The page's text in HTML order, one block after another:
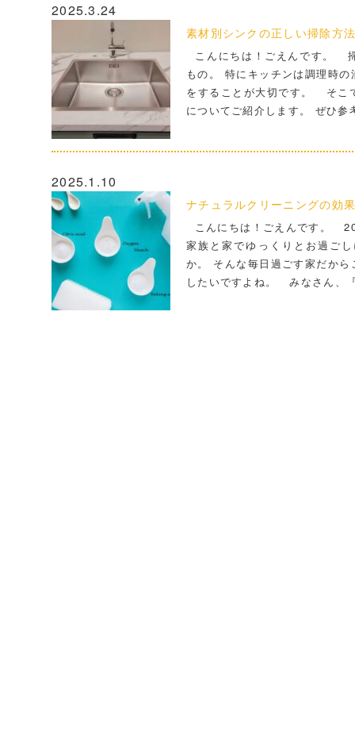
2025.3.24
素材別シンクの正しい掃除方
こんにちは！ごえんです。
もの。 特にキッチンは調理時
をすることが大切です。 そこ
についてご紹介します。 ぜひ
2025.1.10
ナチュラルクリーニングの効
こんにちは！ごえんです。
家族と家でゆっくりとお過ご
か。 そんな毎日過ごす家だか
したいですよね。 みなさん、